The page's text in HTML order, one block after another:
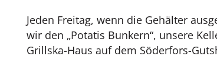
Jeden Freitag, wenn die Gehälter
wir den „Potatis Bunkern“, unsere
Grillska-Haus auf dem Söderfors-